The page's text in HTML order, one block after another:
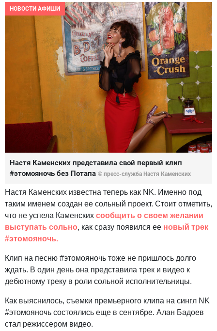
НОВОСТИ АФИШИ
Настя Каменских представила свой первый клип
#этомояночь без Потапа © пресс-служба Настя Каменских
Настя Каменских известна теперь как NK. Именно под
таким именем создан ее сольный проект. Стоит отметить,
что не успела Каменских сообщить о своем желании
выступать сольно, как сразу появился ее новый трек
#этомояночь.
Клип на песню #этомояночь тоже не пришлось долго
ждать. В один день она представила трек и видео к
дебютному треку в роли сольной исполнительницы.
Как выяснилось, съемки премьерного клипа на сингл NK
#этомояночь состоялись еще в сентябре. Алан Бадоев
стал режиссером видео.